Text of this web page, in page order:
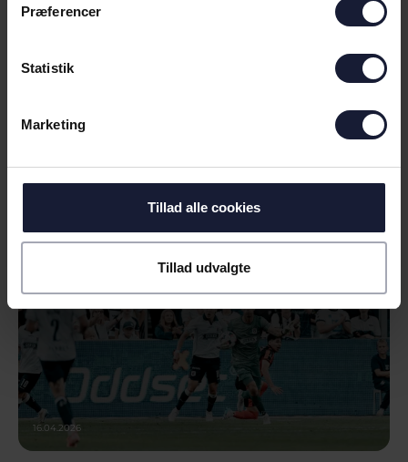
Præferencer
Statistik
Marketing
Tillad alle cookies
Tillad udvalgte
07.05.2026
NYHED
ODDSET RYKKER MED IND PÅ
VORES NYE HJEM
16.04.2026